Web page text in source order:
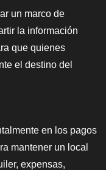
un marco de
la información
que quienes
el destino del
en los pagos
mantener un local
expensas,